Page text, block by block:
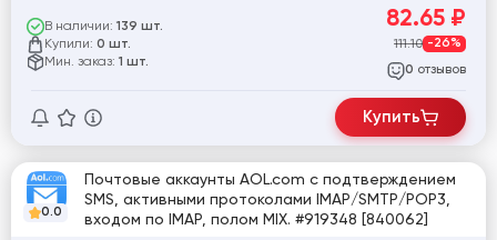
В наличии: 139 шт.
Купили: 0 шт.
Мин. заказ: 1 шт.
82.65 ₽
111.10 -26%
0 отзывов
Купить
0.0
Почтовые аккаунты AOL.com с подтверждением
SMS, активными протоколами IMAP/SMTP/POP3,
входом по IMAP, полом MIX. #919348 [840062]